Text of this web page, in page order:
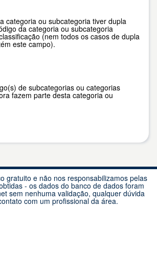
categoria ou subcategoria tiver dupla
da categoria ou subcategoria
(nem todos os casos de dupla
este campo).
de subcategorias ou categorias
fazem parte desta categoria ou
gratuito e não nos responsabilizamos pelas
- os dados do banco de dados foram
sem nenhuma validação, qualquer dúvida
com um profissional da área.